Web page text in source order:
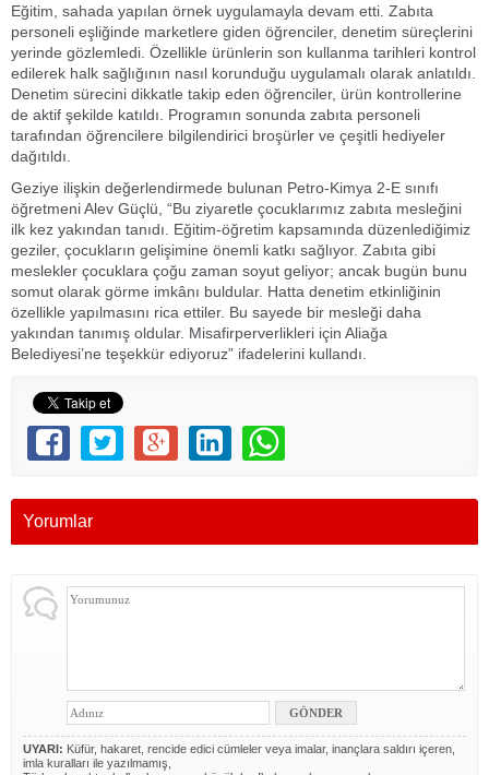
Eğitim, sahada yapılan örnek uygulamayla devam etti. Zabıta
personeli eşliğinde marketlere giden öğrenciler, denetim süreçlerini
yerinde gözlemledi. Özellikle ürünlerin son kullanma tarihleri kontrol
edilerek halk sağlığının nasıl korunduğu uygulamalı olarak anlatıldı.
Denetim sürecini dikkatle takip eden öğrenciler, ürün kontrollerine
de aktif şekilde katıldı. Programın sonunda zabıta personeli
tarafından öğrencilere bilgilendirici broşürler ve çeşitli hediyeler
dağıtıldı.
Geziye ilişkin değerlendirmede bulunan Petro-Kimya 2-E sınıfı
öğretmeni Alev Güçlü, “Bu ziyaretle çocuklarımız zabıta mesleğini
ilk kez yakından tanıdı. Eğitim-öğretim kapsamında düzenlediğimiz
geziler, çocukların gelişimine önemli katkı sağlıyor. Zabıta gibi
meslekler çocuklara çoğu zaman soyut geliyor; ancak bugün bunu
somut olarak görme imkânı buldular. Hatta denetim etkinliğinin
özellikle yapılmasını rica ettiler. Bu sayede bir mesleği daha
yakından tanımış oldular. Misafirperverlikleri için Aliağa
Belediyesi’ne teşekkür ediyoruz” ifadelerini kullandı.
Yorumlar
UYARI: Küfür, hakaret, rencide edici cümleler veya imalar, inançlara saldırı içeren,
imla kuralları ile yazılmamış,